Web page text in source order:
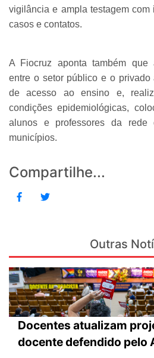
vigilância e ampla testagem
casos e contatos.
A Fiocruz aponta também que
entre o setor público e o
de acesso ao ensino e,
condições epidemiológicas,
alunos e professores da rede
municípios.
Compartilhe...
Outras
Docentes atualizam
docente defendido pelo